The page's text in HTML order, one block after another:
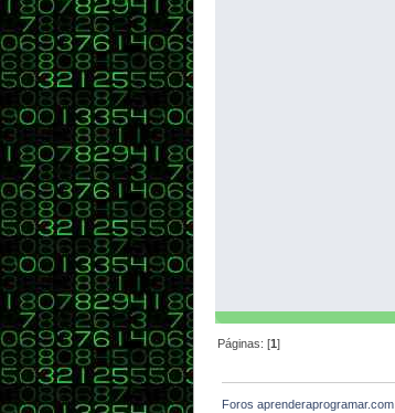
Páginas: [1]
Foros aprenderaprogramar.com